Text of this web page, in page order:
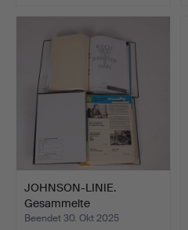
JOHNSON-LINIE.
Gesammelte
Informationen un…
Beendet 30. Okt 2025